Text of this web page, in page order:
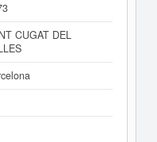
CUGAT DEL